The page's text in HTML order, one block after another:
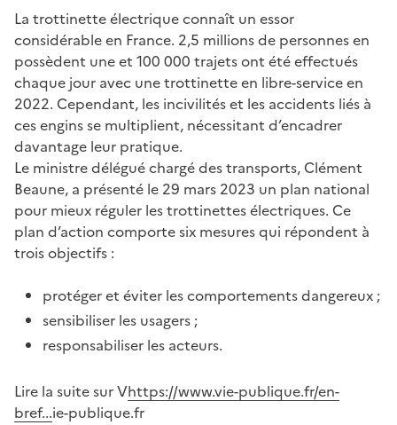
La trottinette électrique connaît un essor
considérable en France. 2,5 millions de personnes en
possèdent une et 100 000 trajets ont été effectués
chaque jour avec une trottinette en libre-service en
2022. Cependant, les incivilités et les accidents liés à
ces engins se multiplient, nécessitant d’encadrer
davantage leur pratique.
Le ministre délégué chargé des transports, Clément
Beaune, a présenté le 29 mars 2023 un plan national
pour mieux réguler les trottinettes électriques. Ce
plan d’action comporte six mesures qui répondent à
trois objectifs :
protéger et éviter les comportements dangereux ;
sensibiliser les usagers ;
responsabiliser les acteurs.
Lire la suite sur Vhttps://www.vie-publique.fr/en-
bref...ie-publique.fr